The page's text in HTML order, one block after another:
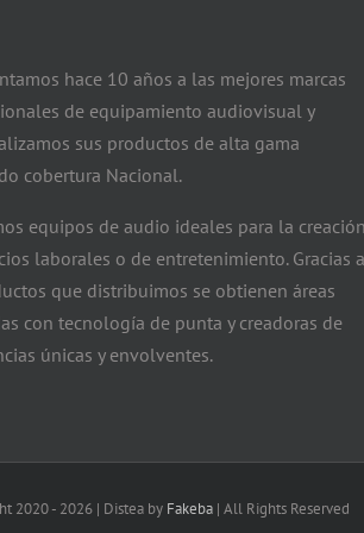
hace 10 años a las mejores marcas
de equipamiento audiovisual y
sus productos de alta gama
cobertura Nacional.
equipos de audio ideales para la creación
laborales o de entretenimiento. Gracias a
que distribuimos se obtienen áreas
con tecnología de punta y creadoras de
únicas y envolventes.
2020 - 2026 | Distea by Fakeba | All Rights Reserved